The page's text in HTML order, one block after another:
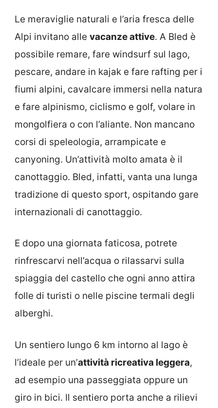
Le meraviglie naturali e l’aria fresca delle
Alpi invitano alle vacanze attive. A Bled è
possibile remare, fare windsurf sul lago,
pescare, andare in kajak e fare rafting per i
fiumi alpini, cavalcare immersi nella natura
e fare alpinismo, ciclismo e golf, volare in
mongolfiera o con l’aliante. Non mancano
corsi di speleologia, arrampicate e
canyoning. Un’attività molto amata è il
canottaggio. Bled, infatti, vanta una lunga
tradizione di questo sport, ospitando gare
internazionali di canottaggio.
E dopo una giornata faticosa, potrete
rinfrescarvi nell’acqua o rilassarvi sulla
spiaggia del castello che ogni anno attira
folle di turisti o nelle piscine termali degli
alberghi.
Un sentiero lungo 6 km intorno al lago è
l’ideale per un’attività ricreativa leggera,
ad esempio una passeggiata oppure un
giro in bici. Il sentiero porta anche a rilievi